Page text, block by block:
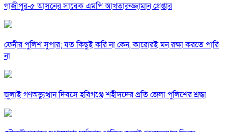
গাজীপুর-৫ আসনের সাবেক এমপি আখতারুজ্জামান গ্রেপ্তার
ফেনীর পুলিশ সুপার; যত কিছুই করি না কেন, কারোরই মন রক্ষা করতে পারি
না
জুলাই গণঅভ্যুত্থান দিবসে হবিগঞ্জে শহীদদের প্রতি জেলা পুলিশের শ্রদ্ধা